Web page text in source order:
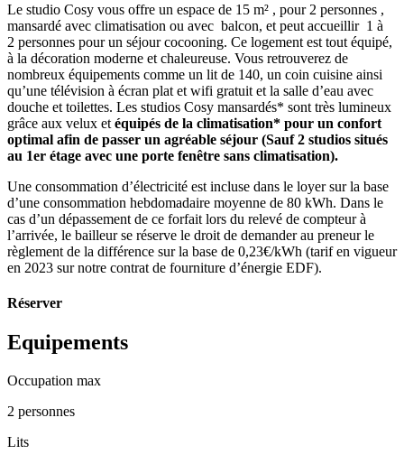
Le studio Cosy vous offre un espace de 15 m² , pour 2 personnes ,
mansardé avec climatisation ou avec balcon, et peut accueillir 1 à
2 personnes pour un séjour cocooning. Ce logement est tout équipé,
à la décoration moderne et chaleureuse. Vous retrouverez de
nombreux équipements comme un lit de 140, un coin cuisine ainsi
qu’une télévision à écran plat et wifi gratuit et la salle d’eau avec
douche et toilettes. Les studios Cosy mansardés* sont très lumineux
grâce aux velux et équipés de la climatisation* pour un confort
optimal afin de passer un agréable séjour (Sauf 2 studios situés
au 1er étage avec une porte fenêtre sans climatisation).
Une consommation d’électricité est incluse dans le loyer sur la base
d’une consommation hebdomadaire moyenne de 80 kWh. Dans le
cas d’un dépassement de ce forfait lors du relevé de compteur à
l’arrivée, le bailleur se réserve le droit de demander au preneur le
règlement de la différence sur la base de 0,23€/kWh (tarif en vigueur
en 2023 sur notre contrat de fourniture d’énergie EDF).
Réserver
Fermer
Equipements
Occupation max
2 personnes
Lits